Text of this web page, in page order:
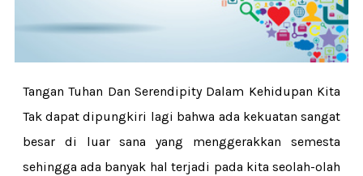
Tangan Tuhan Dan Serendipity Dalam Kehidupan Kita
Tak dapat dipungkiri lagi bahwa ada kekuatan sangat
besar di luar sana yang menggerakkan semesta
sehingga ada banyak hal terjadi pada kita seolah-olah